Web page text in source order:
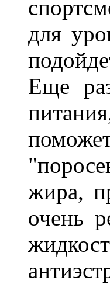
для
Еще
жира,
очень